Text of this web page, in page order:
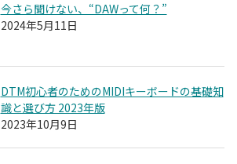
今さら聞けない、“DAWって何？”
2024年5月11日
DTM初心者のためのMIDIキーボードの基礎知
識と選び方 2023年版
2023年10月9日